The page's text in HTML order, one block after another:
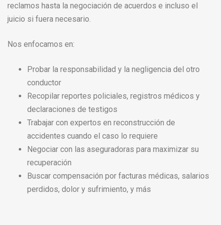
reclamos hasta la negociación de acuerdos e incluso el
juicio si fuera necesario.
Nos enfocamos en:
Probar la responsabilidad y la negligencia del otro
conductor
Recopilar reportes policiales, registros médicos y
declaraciones de testigos
Trabajar con expertos en reconstrucción de
accidentes cuando el caso lo requiere
Negociar con las aseguradoras para maximizar su
recuperación
Buscar compensación por facturas médicas, salarios
perdidos, dolor y sufrimiento, y más